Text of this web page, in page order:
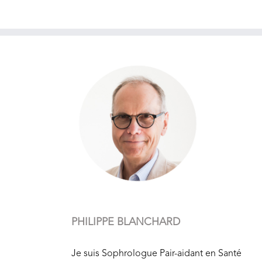
PHILIPPE BLANCHARD
Je suis Sophrologue Pair-aidant en Santé